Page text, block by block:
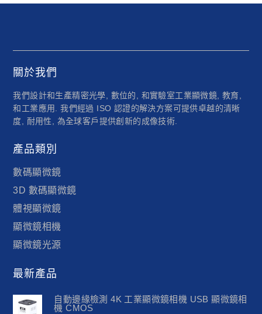
關於我們
我們設計和生產精密光學, 數位的, 和實驗室工業顯微鏡, 教育,
和工業應用. 我們經過 ISO 認證的解決方案可提供卓越的清晰
度, 耐用性, 為全球客戶提供創新的成像技術.
產品類別
數碼顯微鏡
3D 數碼顯微鏡
體視顯微鏡
顯微鏡相機
顯微鏡光源
最新產品
自動邊緣檢測 4K 工業顯微鏡相機 USB 顯微鏡相
機 CMOS